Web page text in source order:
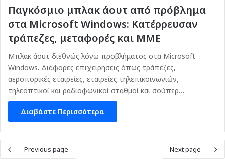
Παγκόσμιο μπλακ άουτ από πρόβλημα
στα Microsoft Windows: Κατέρρευσαν
τράπεζες, μεταφορές και ΜΜΕ
Μπλακ άουτ διεθνώς λόγω προβλήματος στα Microsoft
Windows. Διάφορες επιχειρήσεις όπως τράπεζες,
αεροπορικές εταιρείες, εταιρείες τηλεπικοινωνιών,
τηλεοπτικοί και ραδιοφωνικοί σταθμοί και σούπερ…
Διαβάστε Περισσότερα
Previous page Next page